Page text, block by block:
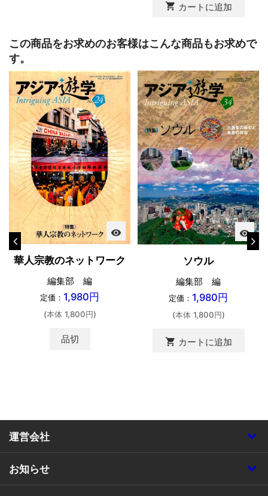
shopping_cart カートに追加
この商品をお求めのお客様はこんな商品もお求めで
す。
visibility
華人宗教のネットワーク
編集部 編
定価： 1,980円
(本体 1,800円)
品切
visibility
ソウル
編集部 編
定価： 1,980円
(本体 1,800円)
shopping_cart カートに追加
運営会社
お知らせ